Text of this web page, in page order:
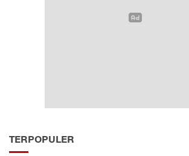
TERPOPULER